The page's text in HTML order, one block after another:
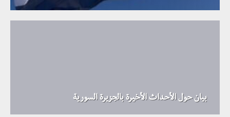
بيان حول الأحداث الأخيرة بالجزيرة السورية